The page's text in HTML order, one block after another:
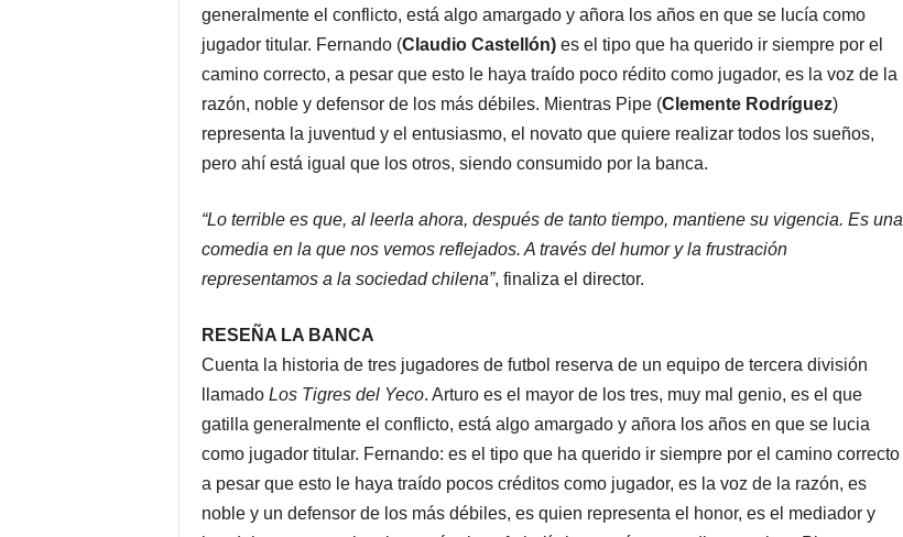
generalmente el conflicto, está algo amargado y añora los años en que se lucía como
jugador titular. Fernando (Claudio Castellón) es el tipo que ha querido ir siempre por el
camino correcto, a pesar que esto le haya traído poco rédito como jugador, es la voz de la
razón, noble y defensor de los más débiles. Mientras Pipe (Clemente Rodríguez)
representa la juventud y el entusiasmo, el novato que quiere realizar todos los sueños,
pero ahí está igual que los otros, siendo consumido por la banca.
“Lo terrible es que, al leerla ahora, después de tanto tiempo, mantiene su vigencia. Es una
comedia en la que nos vemos reflejados. A través del humor y la frustración
representamos a la sociedad chilena”, finaliza el director.
RESEÑA LA BANCA
Cuenta la historia de tres jugadores de futbol reserva de un equipo de tercera división
llamado Los Tigres del Yeco. Arturo es el mayor de los tres, muy mal genio, es el que
gatilla generalmente el conflicto, está algo amargado y añora los años en que se lucia
como jugador titular. Fernando: es el tipo que ha querido ir siempre por el camino correcto
a pesar que esto le haya traído pocos créditos como jugador, es la voz de la razón, es
noble y un defensor de los más débiles, es quien representa el honor, es el mediador y